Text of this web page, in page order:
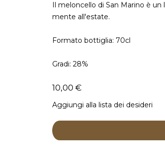
Il meloncello di San Marino è
mente all'estate.
Formato bottiglia: 70cl
Gradi: 28%
10,00 €
Aggiungi alla lista dei desideri